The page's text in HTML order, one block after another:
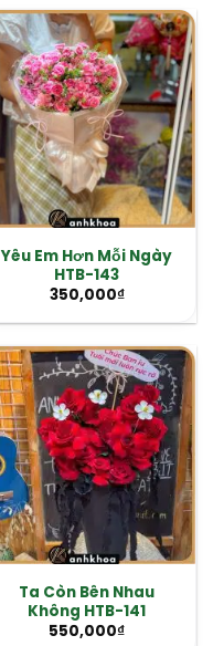
Yêu Em Hơn Mỗi Ngày
HTB-143
350,000₫
Ta Còn Bên Nhau
Không HTB-141
550,000₫